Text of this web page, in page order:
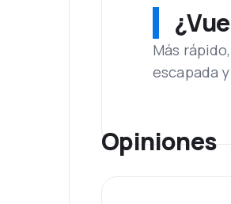
Más
escapada
Opiniones